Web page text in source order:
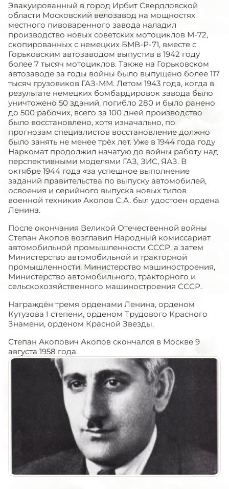
Эвакуированный в город Ирбит Свердловской
области Московский велозавод на мощностях
местного пивоваренного завода наладил
производство новых советских мотоциклов М-72,
скопированных с немецких БМВ-Р-71, вместе с
Горьковским автозаводом выпустив в 1942 году
более 7 тысяч мотоциклов. Также на Горьковском
автозаводе за годы войны было выпущено более 117
тысяч грузовиков ГАЗ-ММ. Летом 1943 года, когда в
результате немецких бомбардировок завода было
уничтожено 50 зданий, погибло 280 и было ранено
до 500 рабочих, всего за 100 дней производство
было восстановлено, хотя изначально, по
прогнозам специалистов восстановление должно
было занять не менее трёх лет. Уже в 1944 года году
Наркомат продолжил начатую до войны работу над
перспективными моделями ГАЗ, ЗИС, ЯАЗ. В
октябре 1944 года «за успешное выполнение
заданий правительства по выпуску автомобилей,
освоения и серийного выпуска новых типов
военной техники» Акопов С.А. был удостоен ордена
Ленина.
После окончания Великой Отечественной войны
Степан Акопов возглавил Народный комиссариат
автомобильной промышленности СССР, а затем
Министерство автомобильной и тракторной
промышленности, Министерство машиностроения,
Министерство автомобильного, тракторного и
сельскохозяйственного машиностроения СССР.
Награждён тремя орденами Ленина, орденом
Кутузова I степени, орденом Трудового Красного
Знамени, орденом Красной Звезды.
Степан Акопович Акопов скончался в Москве 9
августа 1958 года.